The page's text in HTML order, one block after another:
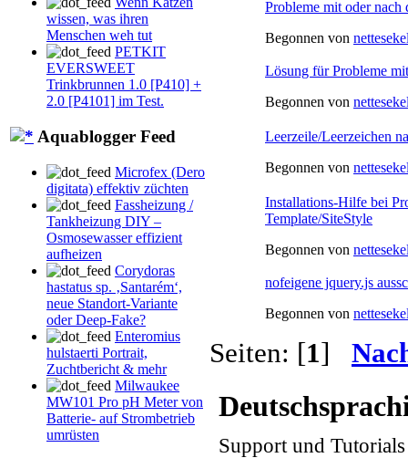
wissen, was ihren
Menschen weh tut
PETKIT
EVERSWEET
Trinkbrunnen 1.0 [P410] +
2.0 [P4101] im Test.
Aquablogger Feed
Microfex (Dero
digitata) effektiv züchten
Fassheizung /
Tankheizung DIY –
Osmosewasser effizient
aufheizen
Corydoras
hastatus sp. ‚Santarém‘,
neue Standort-Variante
oder Deep-Fake?
Enteromius
hulstaerti Portrait,
Zuchtbericht & mehr
Milwaukee
MW101 Pro pH Meter von
Batterie- auf Strombetrieb
umrüsten
Probleme mit oder
Begonnen von
Lösung für Probleme
Begonnen von
Leerzeile/Leerzeichen
Begonnen von
Installations-Hilfe bei
Template/SiteStyle
Begonnen von
nofeigene jquery.js
Begonnen von
Seiten: [1]
Support und